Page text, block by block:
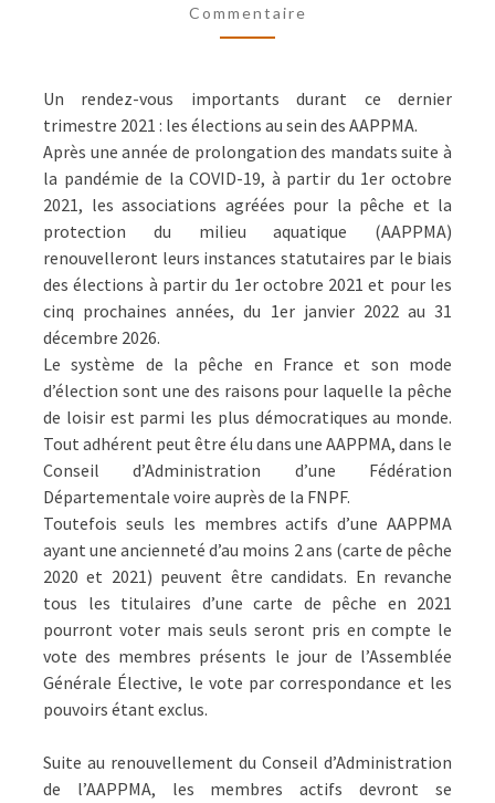
Commentaire
Un rendez-vous importants durant ce dernier
trimestre 2021 : les élections au sein des AAPPMA.
Après une année de prolongation des mandats suite à
la pandémie de la COVID-19, à partir du 1er octobre
2021, les associations agréées pour la pêche et la
protection du milieu aquatique (AAPPMA)
renouvelleront leurs instances statutaires par le biais
des élections à partir du 1er octobre 2021 et pour les
cinq prochaines années, du 1er janvier 2022 au 31
décembre 2026.
Le système de la pêche en France et son mode
d’élection sont une des raisons pour laquelle la pêche
de loisir est parmi les plus démocratiques au monde.
Tout adhérent peut être élu dans une AAPPMA, dans le
Conseil d’Administration d’une Fédération
Départementale voire auprès de la FNPF.
Toutefois seuls les membres actifs d’une AAPPMA
ayant une ancienneté d’au moins 2 ans (carte de pêche
2020 et 2021) peuvent être candidats. En revanche
tous les titulaires d’une carte de pêche en 2021
pourront voter mais seuls seront pris en compte le
vote des membres présents le jour de l’Assemblée
Générale Élective, le vote par correspondance et les
pouvoirs étant exclus.
Suite au renouvellement du Conseil d’Administration
de l’AAPPMA, les membres actifs devront se